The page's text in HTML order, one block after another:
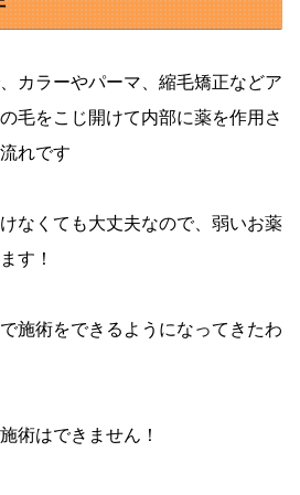
カラーやパーマ、縮毛矯正などア
毛をこじ開けて内部に薬を作用さ
れです
なくても大丈夫なので、弱いお薬
す！
施術をできるようになってきたわ
術はできません！